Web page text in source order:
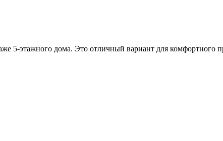
5-этажного дома. Это отличный вариант для комфортного